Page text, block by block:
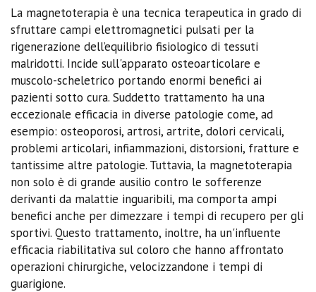
La magnetoterapia è una tecnica terapeutica in grado di
sfruttare campi elettromagnetici pulsati per la
rigenerazione dell’equilibrio fisiologico di tessuti
malridotti. Incide sull'apparato osteoarticolare e
muscolo-scheletrico portando enormi benefici ai
pazienti sotto cura. Suddetto trattamento ha una
eccezionale efficacia in diverse patologie come, ad
esempio: osteoporosi, artrosi, artrite, dolori cervicali,
problemi articolari, infiammazioni, distorsioni, fratture e
tantissime altre patologie. Tuttavia, la magnetoterapia
non solo è di grande ausilio contro le sofferenze
derivanti da malattie inguaribili, ma comporta ampi
benefici anche per dimezzare i tempi di recupero per gli
sportivi. Questo trattamento, inoltre, ha un'influente
efficacia riabilitativa sul coloro che hanno affrontato
operazioni chirurgiche, velocizzandone i tempi di
guarigione.